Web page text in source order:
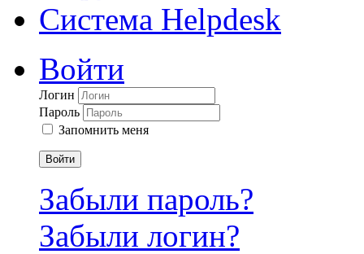
Система Helpdesk
Войти
Логин
Пароль
Запомнить меня
Войти
Забыли пароль?
Забыли логин?